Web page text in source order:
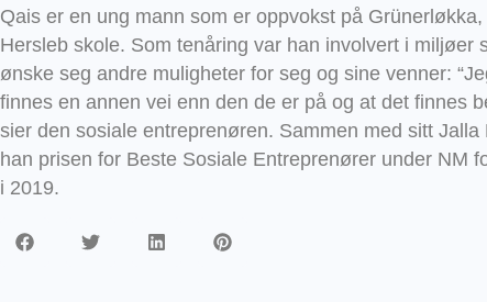
Qais er en ung mann som er oppvokst på
Hersleb skole. Som tenåring var han involvert i miljøer
ønske seg andre muligheter for seg og sine venner:
finnes en annen vei enn den de er på og at det finnes
sier den sosiale entreprenøren. Sammen med sitt
han prisen for Beste Sosiale Entreprenører under NM
i 2019.